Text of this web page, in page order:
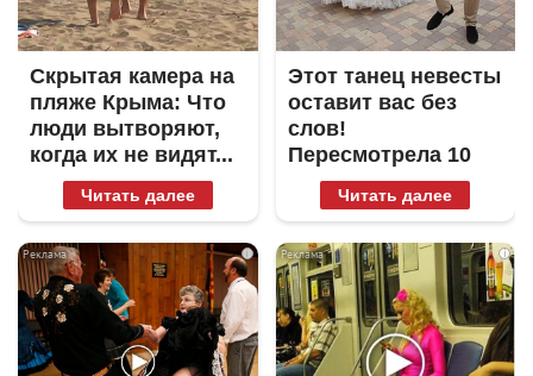
Скрытая камера на
пляже Крыма: Что
люди вытворяют,
когда их не видят...
Читать далее
Этот танец невесты
оставит вас без
слов!
Пересмотрела 10
раз
Читать далее
i i